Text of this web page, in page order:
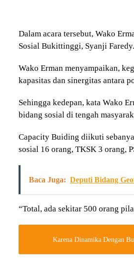
Dalam acara tersebut, Wako
Sosial Bukittinggi, Syanji Faredy.
Wako Erman menyampaikan,
kapasitas dan sinergitas antara
Sehingga kedepan, kata Wako
bidang sosial di tengah
Capacity Buiding diikuti
sosial 16 orang, TKSK 3 orang,
Baca Juga: Deputi Bidang
“Total, ada sekitar 500 orang
Karena Dinamika Dengan